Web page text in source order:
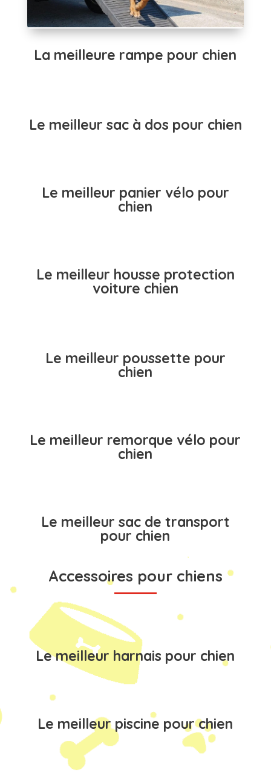
La meilleure rampe pour chien
Le meilleur sac à dos pour chien
Le meilleur panier vélo pour
chien
Le meilleur housse protection
voiture chien
Le meilleur poussette pour
chien
Le meilleur remorque vélo pour
chien
Le meilleur sac de transport
pour chien
Accessoires pour chiens
Le meilleur harnais pour chien
Le meilleur piscine pour chien